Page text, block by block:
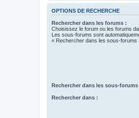
OPTIONS DE RECHERCHE
Rechercher dans les forums :
Choisissez le forum ou les forums
Les sous-forums sont
« Rechercher dans les sous-forums
Rechercher dans les sous-forums
Rechercher dans :